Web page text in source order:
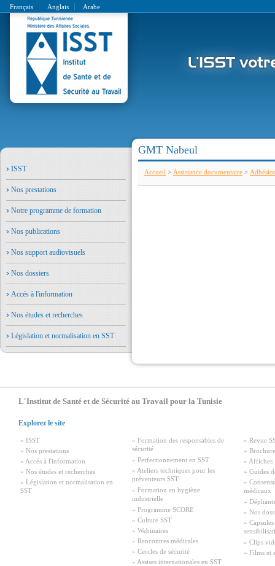
Français Anglais Arabe
ISST
Nos prestations
Notre programme de formation
Nos publications
Nos support audiovisuels
Nos dossiers
Accés à l'information
Nos études et recherches
Législation et normalisation en SST
GMT Nabeul
Accueil > Assistance documentaire >
L'Institut de Santé et de Sécurité au Travail pour la Tunisie
Explorez le site
» ISST
» Nos prestations
» Accés à l'information
» Nos études et recherches
» Législation et normalisation en
SST
» Formation des responsables de
sécurité
» Perfectionnement en SST
» Ateliers techniques pour les
préventeurs SST
» Formation en hygiène
industrielle
» Programme SCORE
» Culture SST
» Webinaires
» Rencontres médicales
» Cercles de sécurité
» Assises internationales en SST
» Revue
»
» Affiches
» Guides
»
médicaux
» Dépliants
» Nos
»
» Clips
» Films et